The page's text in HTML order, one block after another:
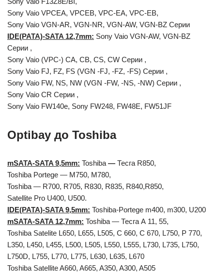
Sony Vaio VPCEA, VPCEB, VPC-EA, VPC-EB,
Sony Vaio VGN-AR, VGN-NR, VGN-AW, VGN-BZ Серии
IDE(PATA)-SATA 12,7mm: Sony Vaio VGN-AW, VGN-BZ
Серии ,
Sony Vaio (VPC-) CA, CB, CS, CW Серии ,
Sony Vaio FJ, FZ, FS (VGN -FJ, -FZ, -FS) Серии ,
Sony Vaio FW, NS, NW (VGN -FW, -NS, -NW) Серии ,
Sony Vaio CR Серии ,
Sony Vaio FW140e, Sony FW248, FW48E, FW51JF
Optibay до Toshiba
mSATA-SATA 9,5mm: Toshiba — Тесга R850,
Toshiba Portege — M750, M780,
Toshiba — R700, R705, R830, R835, R840,R850,
Satellite Pro U400, U500.
IDE(PATA)-SATA 9,5mm: Toshiba-Portege m400, m300, U200
mSATA-SATA 12,7mm: Toshiba — Тесга А 11, 55,
Toshiba Satelite L650, L655, L505, С 660, С 670, L750, Р 770,
L350, L450, L455, L500, L505, L550, L555, L730, L735, L750,
L750D, L755, L770, L775, L630, L635, L670
Toshiba Satellite A660, A665, A350, A300, A505